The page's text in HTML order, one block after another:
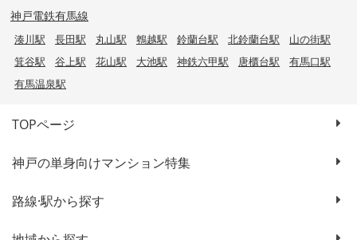
神戸電鉄有馬線
湊川駅 長田駅 丸山駅 鵯越駅 鈴蘭台駅 北鈴蘭台駅
山の街駅
箕谷駅
谷上駅 花山駅 大池駅 神鉄六甲駅 唐櫃台駅
有馬口駅
有馬温泉駅
TOPページ
神戸の単身向けマンション特集
路線·駅から探す